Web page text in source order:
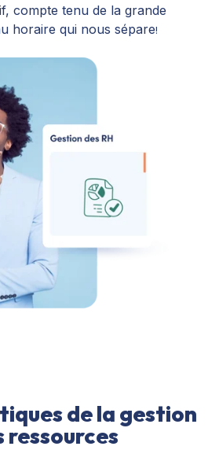
compte tenu de la grande
horaire qui nous sépare!
de la gestion
ressources